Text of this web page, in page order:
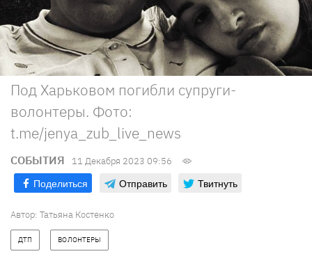
Под Харьковом погибли супруги-
волонтеры. Фото:
t.me/jenya_zub_live_news
СОБЫТИЯ 11 Декабря 2023 09:56
Поделиться Отправить Твитнуть
Автор: Татьяна Костенко
ДТП ВОЛОНТЕРЫ